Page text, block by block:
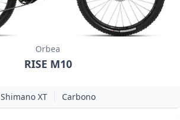
Orbea
RISE M10
Shimano XT Carbono